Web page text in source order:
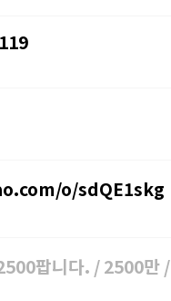
o/sdQE1skg
팝니다. / 2500만 /